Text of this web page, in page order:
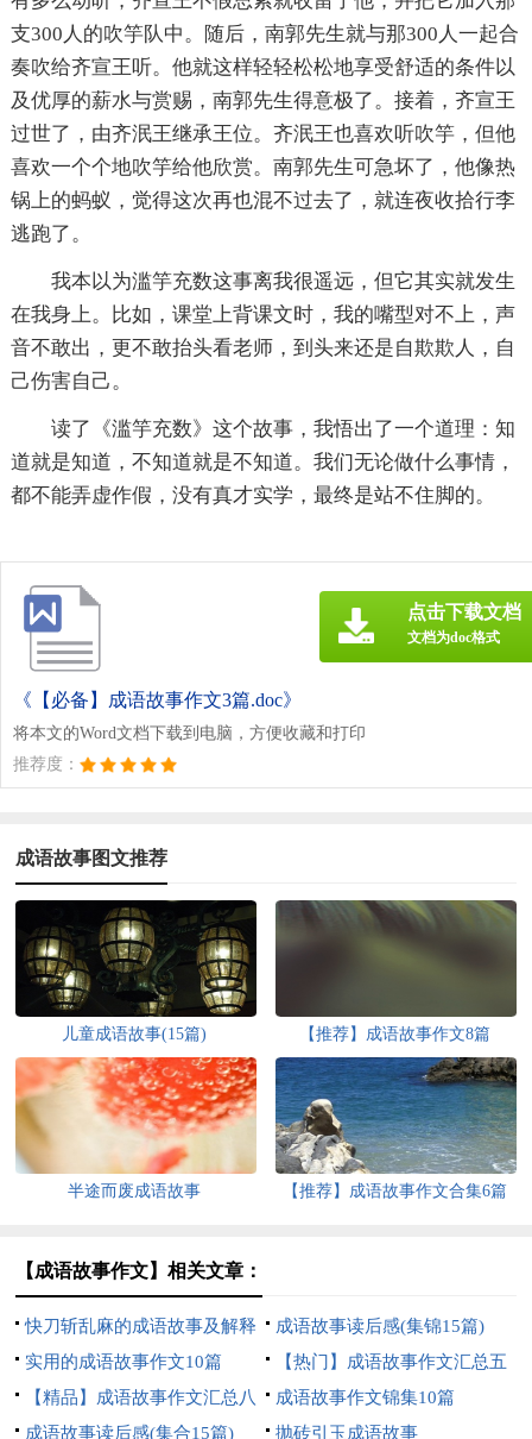
支300人的吹竽队中。随后，南郭先生就与那300人一起合
奏吹给齐宣王听。他就这样轻轻松松地享受舒适的条件以
及优厚的薪水与赏赐，南郭先生得意极了。接着，齐宣王
过世了，由齐泯王继承王位。齐泯王也喜欢听吹竽，但他
喜欢一个个地吹竽给他欣赏。南郭先生可急坏了，他像热
锅上的蚂蚁，觉得这次再也混不过去了，就连夜收拾行李
逃跑了。
我本以为滥竽充数这事离我很遥远，但它其实就发生
在我身上。比如，课堂上背课文时，我的嘴型对不上，声
音不敢出，更不敢抬头看老师，到头来还是自欺欺人，自
己伤害自己。
读了《滥竽充数》这个故事，我悟出了一个道理：知
道就是知道，不知道就是不知道。我们无论做什么事情，
都不能弄虚作假，没有真才实学，最终是站不住脚的。
《【必备】成语故事作文3篇.doc》
将本文的Word文档下载到电脑，方便收藏和打印
推荐度：
点击下载文档
文档为doc格式
成语故事图文推荐
儿童成语故事(15篇) 【推荐】成语故事作文8篇
半途而废成语故事 【推荐】成语故事作文合集6篇
【成语故事作文】相关文章：
快刀斩乱麻的成语故事及解释
成语故事读后感(集锦15篇)
实用的成语故事作文10篇
【热门】成语故事作文汇总五
篇
【精品】成语故事作文汇总八
篇
成语故事作文锦集10篇
成语故事读后感(集合15篇)
抛砖引玉成语故事